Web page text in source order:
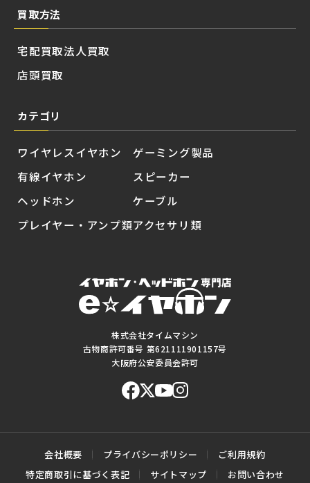
株式会社タイムマシン
古物商許可番号 第621111901157号
大阪府公安委員会許可
買取方法
宅配買取
店頭買取
法人買取
カテゴリ
ワイヤレスイヤホン
有線イヤホン
ヘッドホン
プレイヤー・アンプ類
ゲーミング製品
スピーカー
ケーブル
アクセサリ類
会社概要 プライバシーポリシー
ご利用規約
特定商取引に基づく表記
サイトマップ お問い合わせ